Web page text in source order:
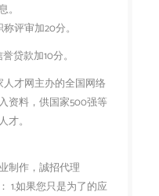
评审加20分。
贷款加10分。
人才网主办的全国网络
资料，供国家500强等
才。
制作，誠招代理
1.如果您只是为了的应